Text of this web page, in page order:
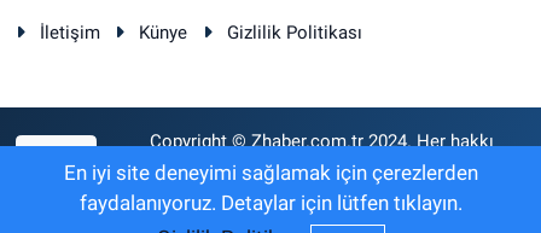
İletişim Künye Gizlilik Politikası
Copyright © Zhaber.com.tr 2024. Her hakkı
saklıdır.
En iyi site deneyimi sağlamak için çerezlerden
faydalanıyoruz. Detaylar için lütfen tıklayın.